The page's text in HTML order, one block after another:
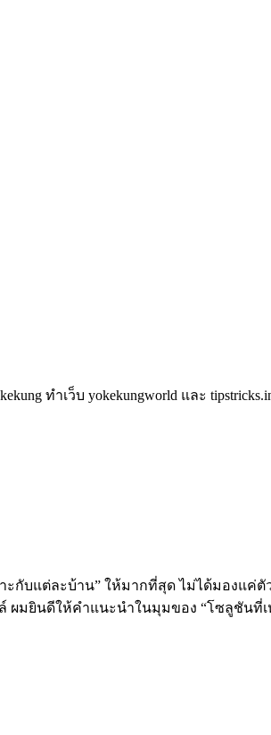
ทำเว็บ yokekungworld และ
กับแต่ละบ้าน” ให้มากที่สุด ไม่ได้มองแค่ตั
ผมยินดีให้คำแนะนำในมุมของ “โซลูชันที่